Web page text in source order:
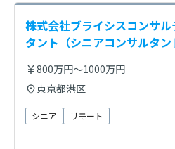
株式会社ブライシスコンサ
タント（シニアコンサルタン
800万円～1000万円
東京都港区
シニア リモート